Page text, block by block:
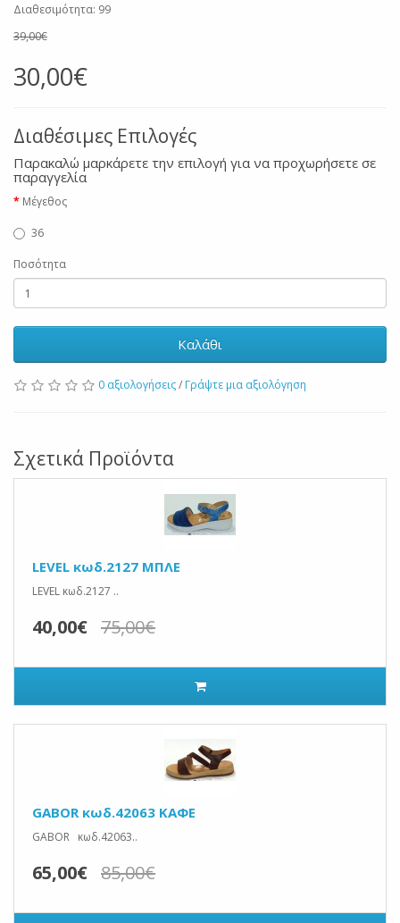
Διαθεσιμότητα: 99
39,00€
30,00€
Διαθέσιμες Επιλογές
Παρακαλώ μαρκάρετε την επιλογή για να προχωρήσετε σε
παραγγελία
Μέγεθος
36
Ποσότητα
Καλάθι
0 αξιολογήσεις/ Γράψτε μια αξιολόγηση
Σχετικά Προϊόντα
LEVEL κωδ.2127 ΜΠΛΕ
LEVEL κωδ.2127 ..
40,00€ 75,00€
GABOR κωδ.42063 ΚΑΦΕ
GABOR κωδ.42063..
65,00€ 85,00€